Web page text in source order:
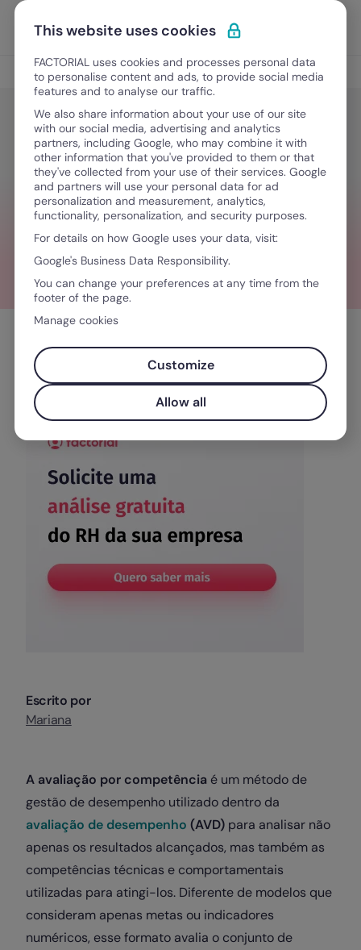
Ir para o conteúdo
Experimente Grátis
Gestão de Talentos
Gestão de Talentos
Avaliação por competência: o que
é, como funciona e quando aplicar
Março 17, 2026·13 minutos de leitura
Índice
Escrito por
Mariana
A avaliação por competência é um método de
gestão de desempenho utilizado dentro da
avaliação de desempenho (AVD) para analisar não
apenas os resultados alcançados, mas também as
competências técnicas e comportamentais
utilizadas para atingi-los. Diferente de modelos que
consideram apenas metas ou indicadores
numéricos, esse formato avalia o conjunto de
This website uses cookies
FACTORIAL uses cookies and processes personal data
to personalise content and ads, to provide social media
features and to analyse our traffic.
We also share information about your use of our site
with our social media, advertising and analytics
partners, including Google, who may combine it with
other information that you've provided to them or that
they've collected from your use of their services. Google
and partners will use your personal data for ad
personalization and measurement, analytics,
functionality, personalization, and security purposes.
For details on how Google uses your data, visit:
Google's Business Data Responsibility.
You can change your preferences at any time from the
footer of the page.
Manage cookies
Customize
Allow all